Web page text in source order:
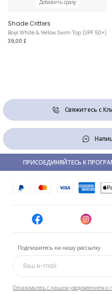
Добавить сразу
Shade Critters
Boys White & Yellow Swim Top (UPF 50+)
39,00 £
Свяжитесь с
Подпишитесь на нашу рассылку
Ознакомьтесь с нашим уведомлением о
ПРИСОЕДИНЯЙТЕСЬ К